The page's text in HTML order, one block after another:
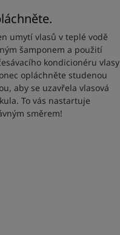
umytí vlasů v teplé vodě
šamponem a použití
kondicionéru vlasy
opláchněte studenou
aby se uzavřela vlasová
To vás nastartuje
směrem!